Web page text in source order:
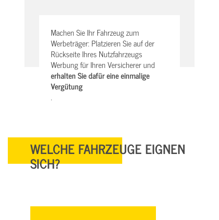
Machen Sie Ihr Fahrzeug zum
Werbeträger: Platzieren Sie auf der
Rückseite Ihres Nutzfahrzeugs
Werbung für Ihren Versicherer und
erhalten Sie dafür eine einmalige
Vergütung
.
WELCHE FAHRZEUGE EIGNEN
SICH?